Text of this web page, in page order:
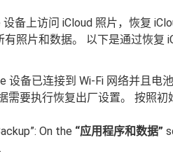
备上访问 iCloud 照片，恢复
照片和数据。 以下是通过恢复
设备已连接到 Wi-Fi 网络并且电
需要执行恢复出厂设置。 按照初
On the “应用程序和数据”
.